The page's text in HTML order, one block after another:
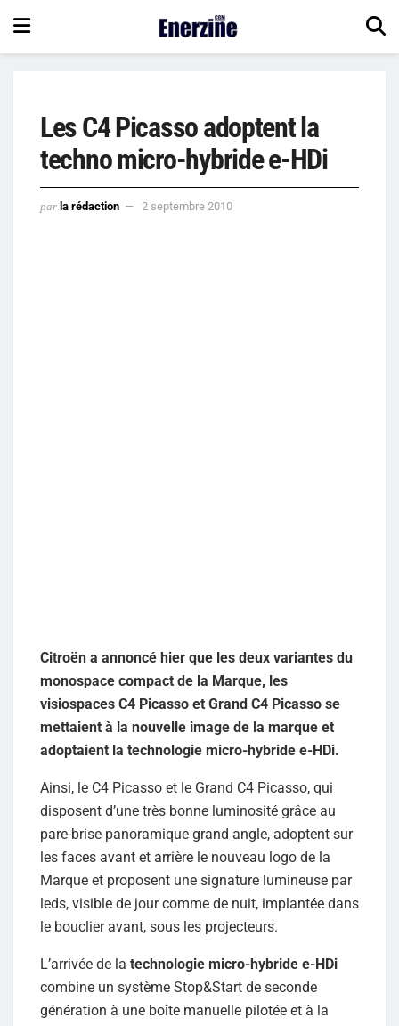
Les C4 Picasso adoptent la
techno micro-hybride e-HDi
par la rédaction 2 septembre 2010
Citroën a annoncé hier que les deux variantes du
monospace compact de la Marque, les
visiospaces C4 Picasso et Grand C4 Picasso se
mettaient à la nouvelle image de la marque et
adoptaient la technologie micro-hybride e-HDi.
Ainsi, le C4 Picasso et le Grand C4 Picasso, qui
disposent d’une très bonne luminosité grâce au
pare-brise panoramique grand angle, adoptent sur
les faces avant et arrière le nouveau logo de la
Marque et proposent une signature lumineuse par
leds, visible de jour comme de nuit, implantée dans
le bouclier avant, sous les projecteurs.
L’arrivée de la technologie micro-hybride e-HDi
combine un système Stop&Start de seconde
génération à une boîte manuelle pilotée et à la